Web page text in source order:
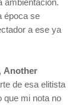
ambientación.
época se
a ese ya
Another
de esa elitista
que mi nota no